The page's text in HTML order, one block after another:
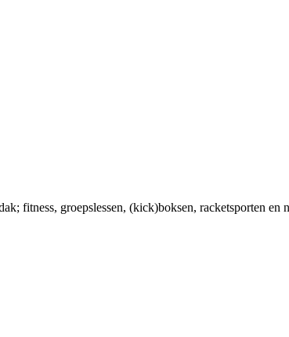
fitness, groepslessen, (kick)boksen, racketsporten